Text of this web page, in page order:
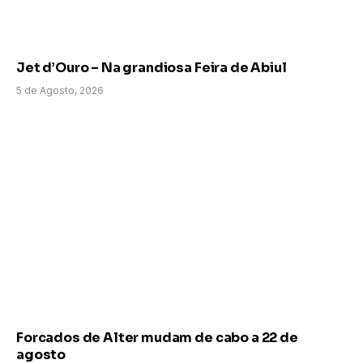
Jet d’Ouro – Na grandiosa Feira de Abiul
5 de Agosto, 2026
Forcados de Alter mudam de cabo a 22 de
agosto